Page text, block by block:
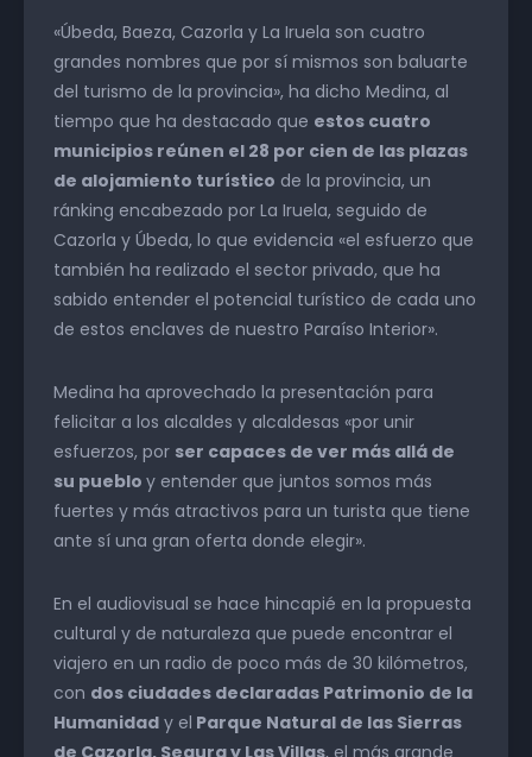
«Úbeda, Baeza, Cazorla y La Iruela son cuatro
grandes nombres que por sí mismos son baluarte
del turismo de la provincia», ha dicho Medina, al
tiempo que ha destacado que estos cuatro
municipios reúnen el 28 por cien de las plazas
de alojamiento turístico de la provincia, un
ránking encabezado por La Iruela, seguido de
Cazorla y Úbeda, lo que evidencia «el esfuerzo que
también ha realizado el sector privado, que ha
sabido entender el potencial turístico de cada uno
de estos enclaves de nuestro Paraíso Interior».
Medina ha aprovechado la presentación para
felicitar a los alcaldes y alcaldesas «por unir
esfuerzos, por ser capaces de ver más allá de
su pueblo y entender que juntos somos más
fuertes y más atractivos para un turista que tiene
ante sí una gran oferta donde elegir».
En el audiovisual se hace hincapié en la propuesta
cultural y de naturaleza que puede encontrar el
viajero en un radio de poco más de 30 kilómetros,
con dos ciudades declaradas Patrimonio de la
Humanidad y el Parque Natural de las Sierras
de Cazorla, Segura y Las Villas, el más grande